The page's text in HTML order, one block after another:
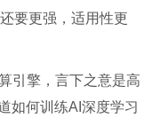
要更强，适用性更
引擎，言下之意是高
如何训练AI深度学习